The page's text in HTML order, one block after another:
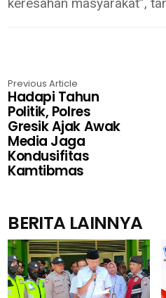
Previous Article
Hadapi Tahun
Politik, Polres
Gresik Ajak Awak
Media Jaga
Kondusifitas
Kamtibmas
BERITA LAINNYA